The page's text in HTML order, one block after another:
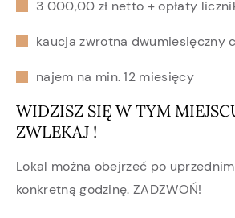
3 000,00 zł netto + opłaty
kaucja zwrotna dwumiesięczny
najem na min. 12 miesięcy
WIDZISZ SIĘ W TYM
ZWLEKAJ !
Lokal można obejrzeć po
konkretną godzinę. ZADZWOŃ!